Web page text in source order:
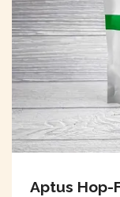
Aptus Hop-